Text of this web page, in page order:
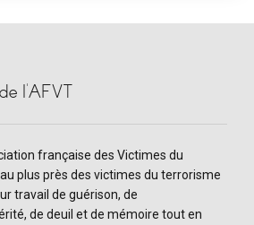
l’AFVT
française des Victimes du
plus près des victimes du terrorisme
travail de guérison, de
de deuil et de mémoire tout en